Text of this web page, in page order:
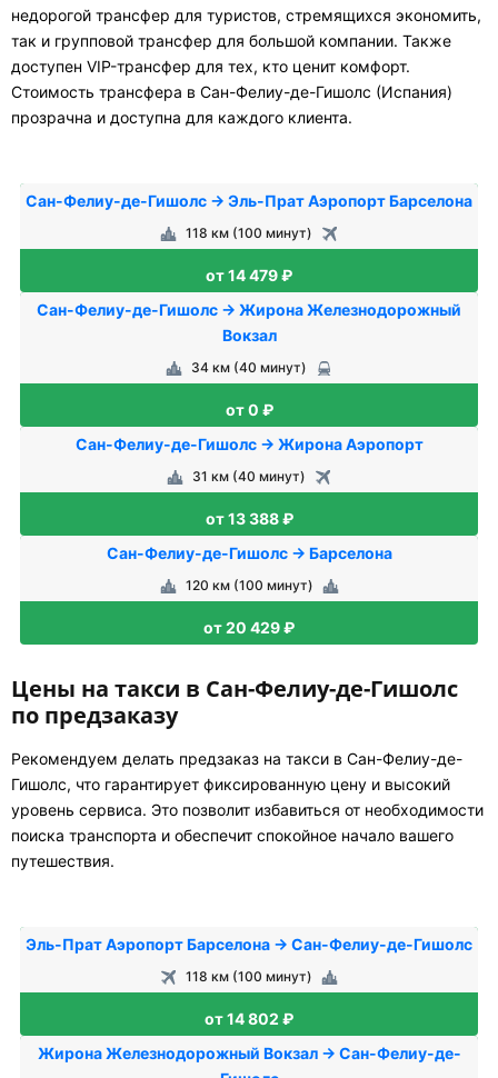
недорогой трансфер для туристов, стремящихся экономить,
так и групповой трансфер для большой компании. Также
доступен VIP-трансфер для тех, кто ценит комфорт.
Стоимость трансфера в Сан-Фелиу-де-Гишолс (Испания)
прозрачна и доступна для каждого клиента.
Сан-Фелиу-де-Гишолс → Эль-Прат Аэропорт Барселона
118 км (100 минут)
от 14 479 ₽
Сан-Фелиу-де-Гишолс → Жирона Железнодорожный
Вокзал
34 км (40 минут)
от 0 ₽
Сан-Фелиу-де-Гишолс → Жирона Аэропорт
31 км (40 минут)
от 13 388 ₽
Сан-Фелиу-де-Гишолс → Барселона
120 км (100 минут)
от 20 429 ₽
Цены на такси в Сан-Фелиу-де-Гишолс
по предзаказу
Рекомендуем делать предзаказ на такси в Сан-Фелиу-де-
Гишолс, что гарантирует фиксированную цену и высокий
уровень сервиса. Это позволит избавиться от необходимости
поиска транспорта и обеспечит спокойное начало вашего
путешествия.
Эль-Прат Аэропорт Барселона → Сан-Фелиу-де-Гишолс
118 км (100 минут)
от 14 802 ₽
Жирона Железнодорожный Вокзал → Сан-Фелиу-де-